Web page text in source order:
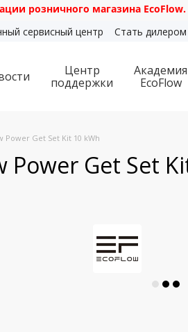
магазина EcoFlow.
сервисный центр Стать дилером
Центр
поддержки
Академия
EcoFlow
Power Get Set Kit 10 kWh
Get Set